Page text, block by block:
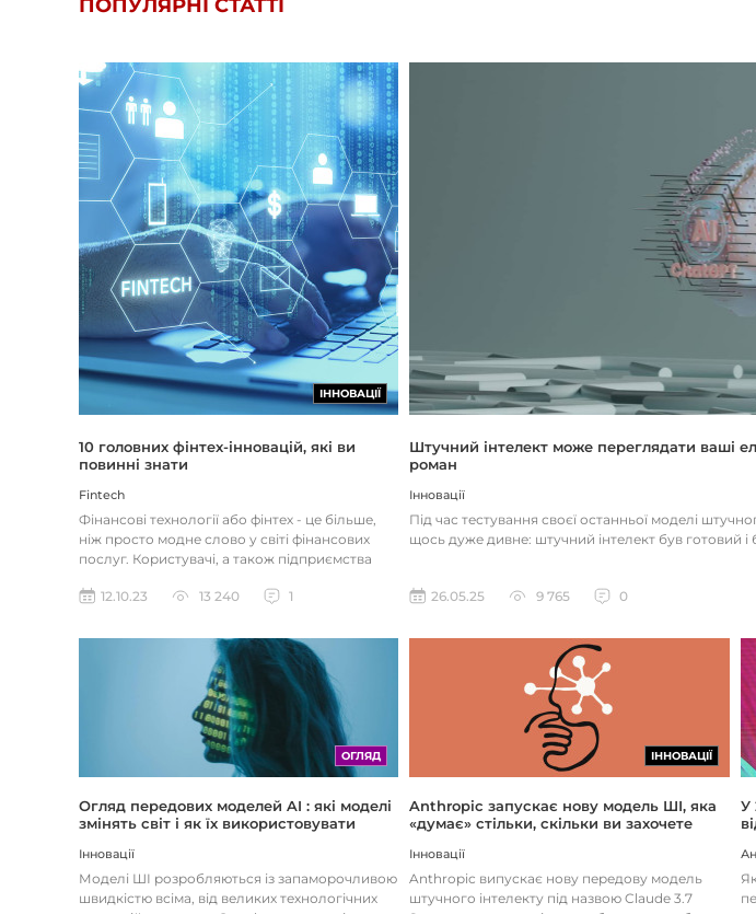
ПОПУЛЯРНІ СТАТТІ
ІННОВАЦІЇ
10 головних фінтех-інновацій, які ви
повинні знати
Fintech
Фінансові технології або фінтех - це більше,
ніж просто модне слово у світі фінансових
послуг. Користувачі, а також підприємства
12.10.23
13 240 1
Штучний інтелект може переглядати ваші
роман
Інновації
Під час тестування своєї останньої моделі
щось дуже дивне: штучний інтелект був готовий і
26.05.25 9 765 0
ОГЛЯД
Огляд передових моделей AI : які моделі
змінять світ і як їх використовувати
Інновації
Моделі ШІ розробляються із запаморочливою
швидкістю всіма, від великих технологічних
ІННОВАЦІЇ
Anthropic запускає нову модель ШІ, яка
«думає» стільки, скільки ви захочете
Інновації
Anthropic випускає нову передову модель
штучного інтелекту під назвою Claude 3.7
У